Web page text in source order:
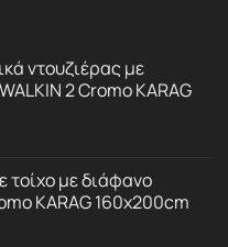
ντουζιέρας με
2 Cromo KARAG
τοίχο με διάφανο
KARAG 160x200cm